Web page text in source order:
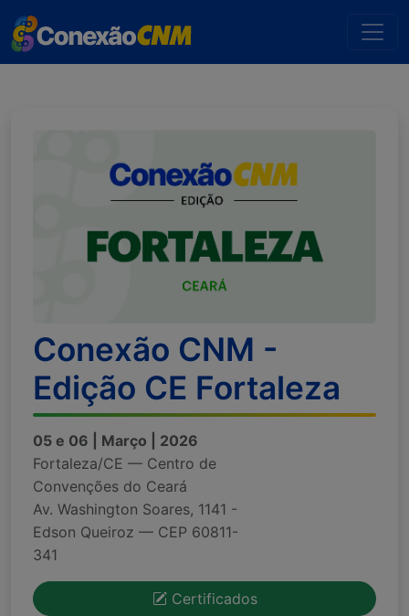
Conexão CNM -
Edição CE Fortaleza
05 e 06 | Março | 2026
Fortaleza/CE — Centro de
Convenções do Ceará
Av. Washington Soares, 1141 -
Edson Queiroz — CEP 60811-
341
Certificados